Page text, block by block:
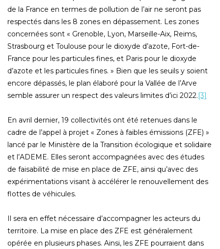
de la France en termes de pollution de l’air ne seront pas
respectés dans les 8 zones en dépassement. Les zones
concernées sont « Grenoble, Lyon, Marseille-Aix, Reims,
Strasbourg et Toulouse pour le dioxyde d’azote, Fort-de-
France pour les particules fines, et Paris pour le dioxyde
d’azote et les particules fines. » Bien que les seuils y soient
encore dépassés, le plan élaboré pour la Vallée de l’Arve
semble assurer un respect des valeurs limites d’ici 2022.[3]
En avril dernier, 19 collectivités ont été retenues dans le
cadre de l’appel à projet « Zones à faibles émissions (ZFE) »
lancé par le Ministère de la Transition écologique et solidaire
et l’ADEME. Elles seront accompagnées avec des études
de faisabilité de mise en place de ZFE, ainsi qu’avec des
expérimentations visant à accélérer le renouvellement des
flottes de véhicules.
Il sera en effet nécessaire d’accompagner les acteurs du
territoire. La mise en place des ZFE est généralement
opérée en plusieurs phases. Ainsi, les ZFE pourraient dans